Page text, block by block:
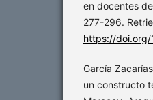
en docentes
277-296.
https://doi.org/
García
un constructo